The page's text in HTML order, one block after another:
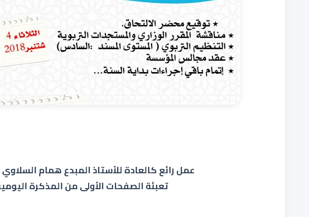
تعبئة الصفحات الأولى من المذكرة